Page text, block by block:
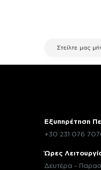
Στείλτε μας
Εξυπηρέτηση
+30 231 076
Ώρες
Δευτέρα -